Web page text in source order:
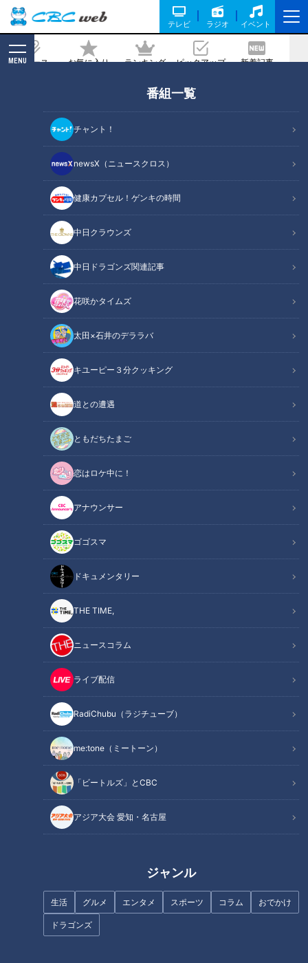
テレビ ラジオ イベント
ニュース お気に入り ランキング ピックアップ 新着記事
MENU
番組一覧
チャント！
newsX（ニュースクロス）
健康カプセル！ゲンキの時間
中日クラウンズ
中日ドラゴンズ関連記事
花咲かタイムズ
太田×石井のデララバ
キユーピー３分クッキング
道との遭遇
ともだちたまご
恋はロケ中に！
アナウンサー
ゴゴスマ
ドキュメンタリー
THE TIME,
ニュースコラム
ライブ配信
RadiChubu（ラジチューブ）
me:tone（ミートーン）
「ビートルズ」とCBC
アジア大会 愛知・名古屋
ジャンル
生活 グルメ エンタメ スポーツ コラム おでかけ
ドラゴンズ
ゴヤの「でら楽ペアシート」って何がす
ごい？
2026/06/30 06:06
RadiChubu（ラジチューブ）
あんななのなななっ！
ＣＢＣラジオ『あんななのなななっ！』、“あんなな”こと安藤
渚七が見つけたご機嫌になれるかけら（ピース）を紹介する
「ななのご機嫌ピース」のコーナー。6月28日の放送では、バ
ンテリンドームナゴヤの特別席「でら楽ペアシート」での観戦
体験を語りました。グルメも存分に味わえる、「でら楽」な楽
しみ方とは？
関連リンク この記事をradiko（ラジコ）で聴く
広々ペアシートの実力
通路側でストレスフリー
好み暫定1位の「福永丼」
次の目標は？
オススメ関連コンテンツ
広々ペアシートの実力
先週木曜日、安藤は母とふたりで、バンテリンドームナゴヤで
行なわれた横浜DeNAベイスターズ戦を観戦しました。
座ったのは、1塁側と3塁側にある「でら楽ペアシート」で
す。3席分のスペースをぜいたくに使ったテーブル付きのゆっ
たりとしたつくりで、2席1セット。中央には飲み物用のホルダ
ーと、荷物を置ける棚がふたつあります。
安藤はその棚に、観戦用の双眼鏡や、試合後の写真撮影に使う
食いしん坊を自任する安藤にとって、テーブルのない普段の席
では膝の上が皿の置き場になりがち。でら楽ペアシートのゆと
りは、その点でもうれしいものでした。